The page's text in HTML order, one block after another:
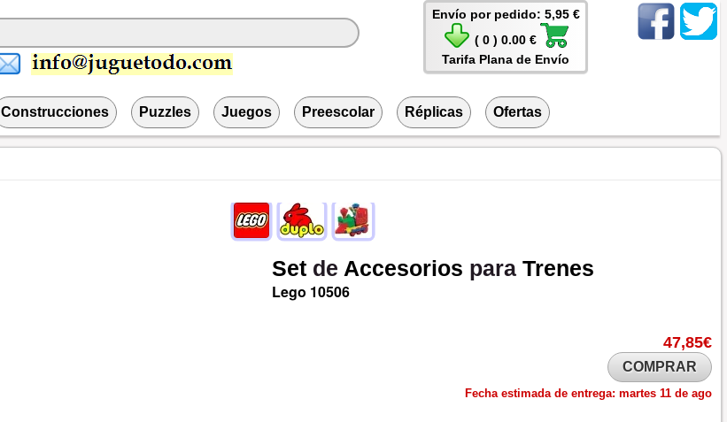
Envío por pedido: 5,95 €
( 0 ) 0.00 €
Tarifa Plana de Envío
Construcciones Puzzles Juegos Preescolar Réplicas Ofertas
Set de Accesorios paraTrenes
Lego 10506
47,85€
COMPRAR
Fecha estimada de entrega: martes 11 de ago